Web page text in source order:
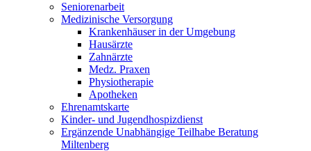
Seniorenarbeit
Medizinische Versorgung
Krankenhäuser in der Umgebung
Hausärzte
Zahnärzte
Medz. Praxen
Physiotherapie
Apotheken
Ehrenamtskarte
Kinder- und Jugendhospizdienst
Ergänzende Unabhängige Teilhabe Beratung
Miltenberg